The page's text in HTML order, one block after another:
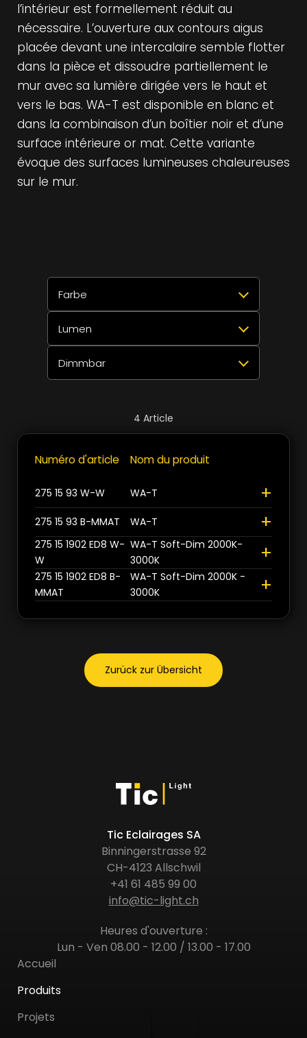
l’intérieur est formellement réduit au
nécessaire. L’ouverture aux contours aigus
placée devant une intercalaire semble flotter
dans la pièce et dissoudre partiellement le
mur avec sa lumière dirigée vers le haut et
vers le bas. WA-T est disponible en blanc et
dans la combinaison d’un boîtier noir et d’une
surface intérieure or mat. Cette variante
évoque des surfaces lumineuses chaleureuses
sur le mur.
Farbe
Sélectionner tout ✕
Laiton noir mat 1
Noir-laiton mat 1
Lumen
Sélectionner tout ✕
700lm 2
Dimmbar
Non 2
Oui
Fermer
4 Article
Numéro d'article Nom du produit
275 15 93 W-W WA-T +
275 15 93 B-MMAT WA-T +
275 15 1902 ED8 W-
W
WA-T Soft-Dim 2000K-
3000K
+
275 15 1902 ED8 B-
MMAT
WA-T Soft-Dim 2000K -
3000K
+
Zurück zur Übersicht
Tic Eclairages SA
Binningerstrasse 92
CH-4123 Allschwil
+41 61 485 99 00
info@tic-light.ch
Heures d'ouverture :
Lun - Ven 08.00 - 12.00 / 13.00 - 17.00
Accueil
Produits
Projets